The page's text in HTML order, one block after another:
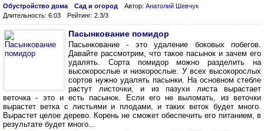
Обустройство дома Сад и огород Автор: Анатолий Шевчук
Длительность: 6:03
Рейтинг: 2.3/3
Пасынкование помидор
Пасынкование - это удаление боковых побегов.
Давайте рассмотрим, что такое пасынок и зачем его
удалять. Сорта помидор можно разделить на
высокорослые и низкорослые. У всех высокорослых
сортов нужно удалять пасынки. На основном стебле
растут листочки, и из пазухи листа вырастает
веточка - это и есть пасынок. Если его не выломать, из веточки
вырастет ветка с листьями и плодами, и таких веток будет много.
Вырастет целое дерево. Корень не сможет обеспечить его питанием, в
результате будет много...